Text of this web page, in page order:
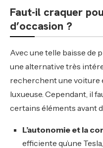
Faut-il craquer
d’occasion ?
Avec une telle baisse de
une alternative très
recherchent une
luxueuse. Cependant, il
certains éléments avant
L’autonomie et la
efficiente qu’une